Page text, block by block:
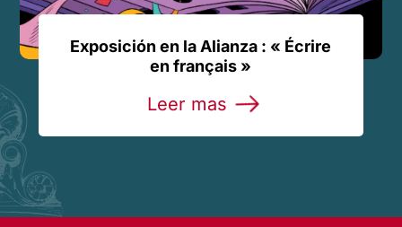
Exposición en la Alianza : « Écrire
en français »
Leer mas